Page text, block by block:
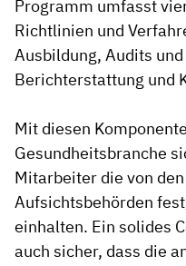
Programm umfasst
Richtlinien und
Ausbildung, Audits
Berichterstattung und
Mit diesen
Gesundheitsbranche
Mitarbeiter die von
Aufsichtsbehörden
einhalten. Ein solides
auch sicher, dass die